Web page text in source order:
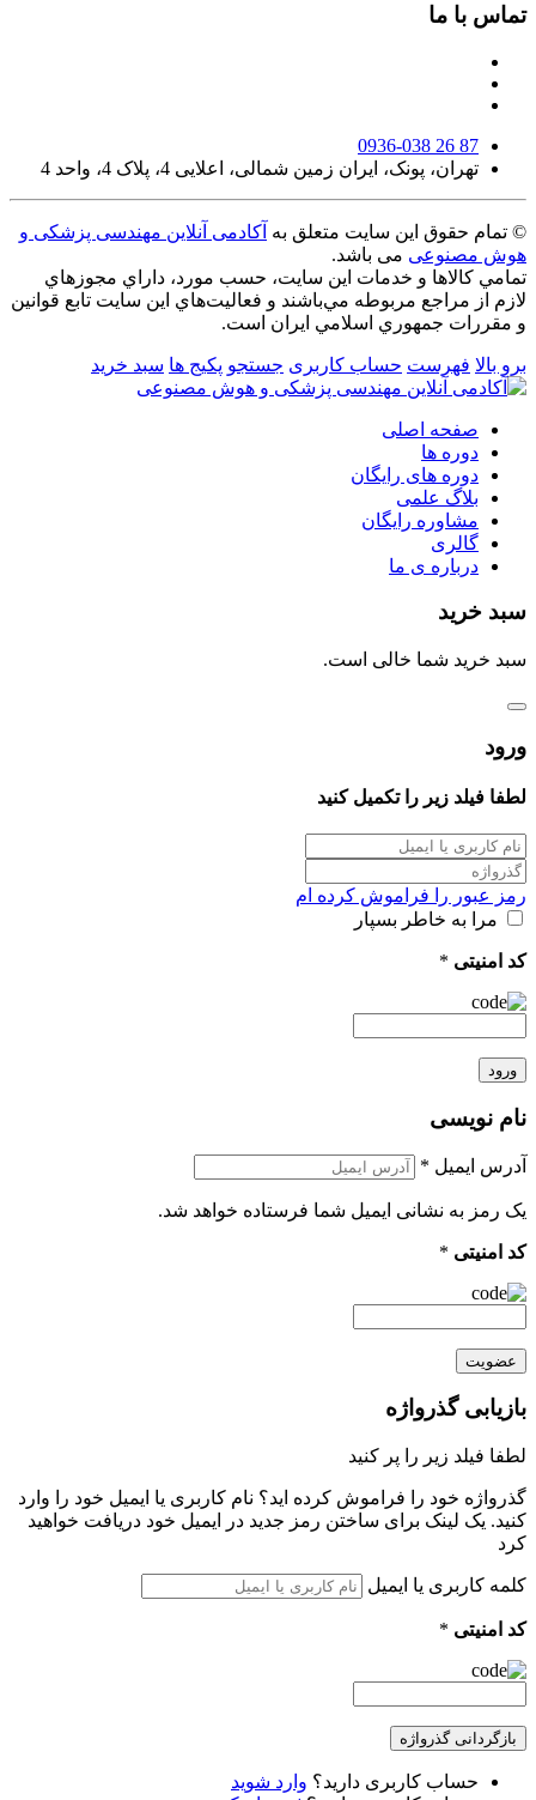
تماس با ما
0936-038 26 87
تهران، پونک، ایران زمین شمالی، اعلایی 4، پلاک 4، واحد 4
© تمام حقوق این سایت متعلق به آکادمی آنلاین مهندسی پزشکی و
هوش مصنوعی می باشد.
تمامي كالاها و خدمات اين سایت، حسب مورد، داراي مجوزهاي
لازم از مراجع مربوطه مي‌باشند و فعاليت‌هاي اين سايت تابع قوانين
و مقررات جمهوري اسلامي ايران است.
برو بالا فهرست حساب کاربری جستجو پکیج ها سبد خرید
صفحه اصلی
دوره ها
دوره های رایگان
بلاگ علمی
مشاوره رایگان
گالری
درباره ی ما
سبد خرید
سبد خرید شما خالی است.
ورود
لطفا فیلد زیر را تکمیل کنید
رمز عبور را فراموش کرده ام
مرا به خاطر بسپار
کد امنیتی *
ورود
نام نویسی
آدرس ایمیل *
یک رمز به نشانی ایمیل شما فرستاده خواهد شد.
کد امنیتی *
عضویت
بازیابی گذرواژه
لطفا فیلد زیر را پر کنید
گذرواژه خود را فراموش کرده اید؟ نام کاربری یا ایمیل خود را وارد
کنید. یک لینک برای ساختن رمز جدید در ایمیل خود دریافت خواهید
کرد
کلمه کاربری یا ایمیل
کد امنیتی *
بازگردانی گذرواژه
حساب کاربری دارید؟ وارد شوید